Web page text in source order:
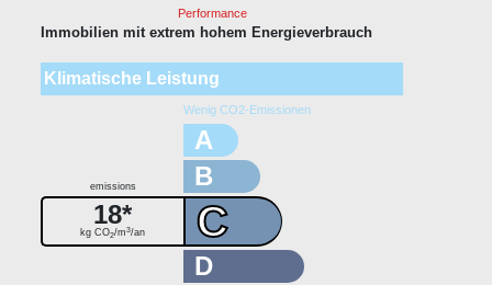
Performance
Immobilien mit extrem hohem Energieverbrauch
Klimatische Leistung
Wenig CO2-Emissionen
A
B
C
emissions
18*
kg CO2/m3/an
D